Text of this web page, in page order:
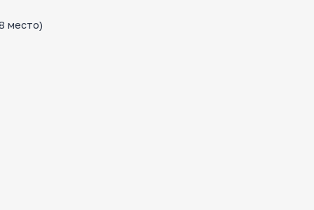
место)